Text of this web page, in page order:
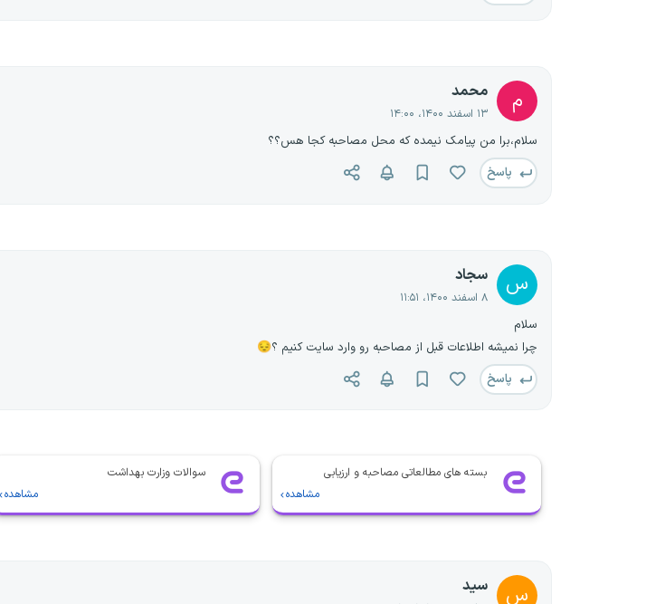
م محمد
۱۳ اسفند ۱۴۰۰، ۱۴:۰۰
سلام،برا من پیامک نیمده که محل مصاحبه کجا هس؟؟
پاسخ
س سجاد
۸ اسفند ۱۴۰۰، ۱۱:۵۱
سلام
چرا نمیشه اطلاعات قبل از مصاحبه رو وارد سایت کنیم ؟😔
پاسخ
بسته های مطالعاتی مصاحبه و ارزیابی
مشاهده
سوالات وزارت بهداشت
مشاهده
س سید